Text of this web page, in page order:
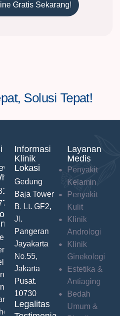
Gratis Sekarang!
Solusi Tepat!
742-
malu
Hand
Informasi
Klinik
Lokasi
Gedung
Baja Tower
B, Lt. GF2,
Jl.
Pangeran
Jayakarta
No.55,
Jakarta
Pusat.
10730
Legalitas
Layanan
Medis
Penyakit
Kelamin
Penyakit
Kulit
Klinik
Andrologi
Klinik
Ginekologi
Estetika &
Antiaging
Bedah
Umum &